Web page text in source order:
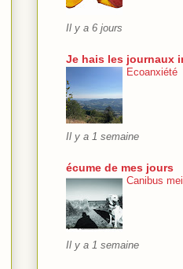
Il y a 6 jours
Je hais les journaux
Ecoanxiété
Il y a 1 semaine
écume de mes jours
Canibus
Il y a 1 semaine